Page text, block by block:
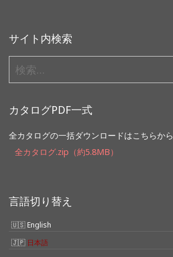
サイト内検索
検
索:
カタログPDF一式
全カタログの一括ダウンロードはこちらから
全カタログ.zip（約5.8MB）
言語切り替え
English
日本語